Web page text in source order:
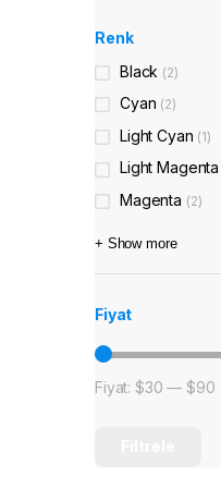
Renk
Black (2)
Cyan (2)
Light Cyan (1)
Light Magenta
Magenta (2)
+ Show more
Fiyat
En düşük fiyat
En yüksek fiyat
Fiyat:$30 —$90